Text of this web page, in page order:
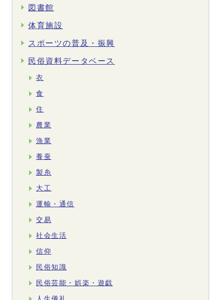
図書館
体育施設
スポーツの普及・振興
民俗資料データベース
衣
食
住
農業
漁業
養蚕
製糸
大工
運輸・通信
交易
社会生活
信仰
民俗知識
民俗芸能・娯楽・遊戯